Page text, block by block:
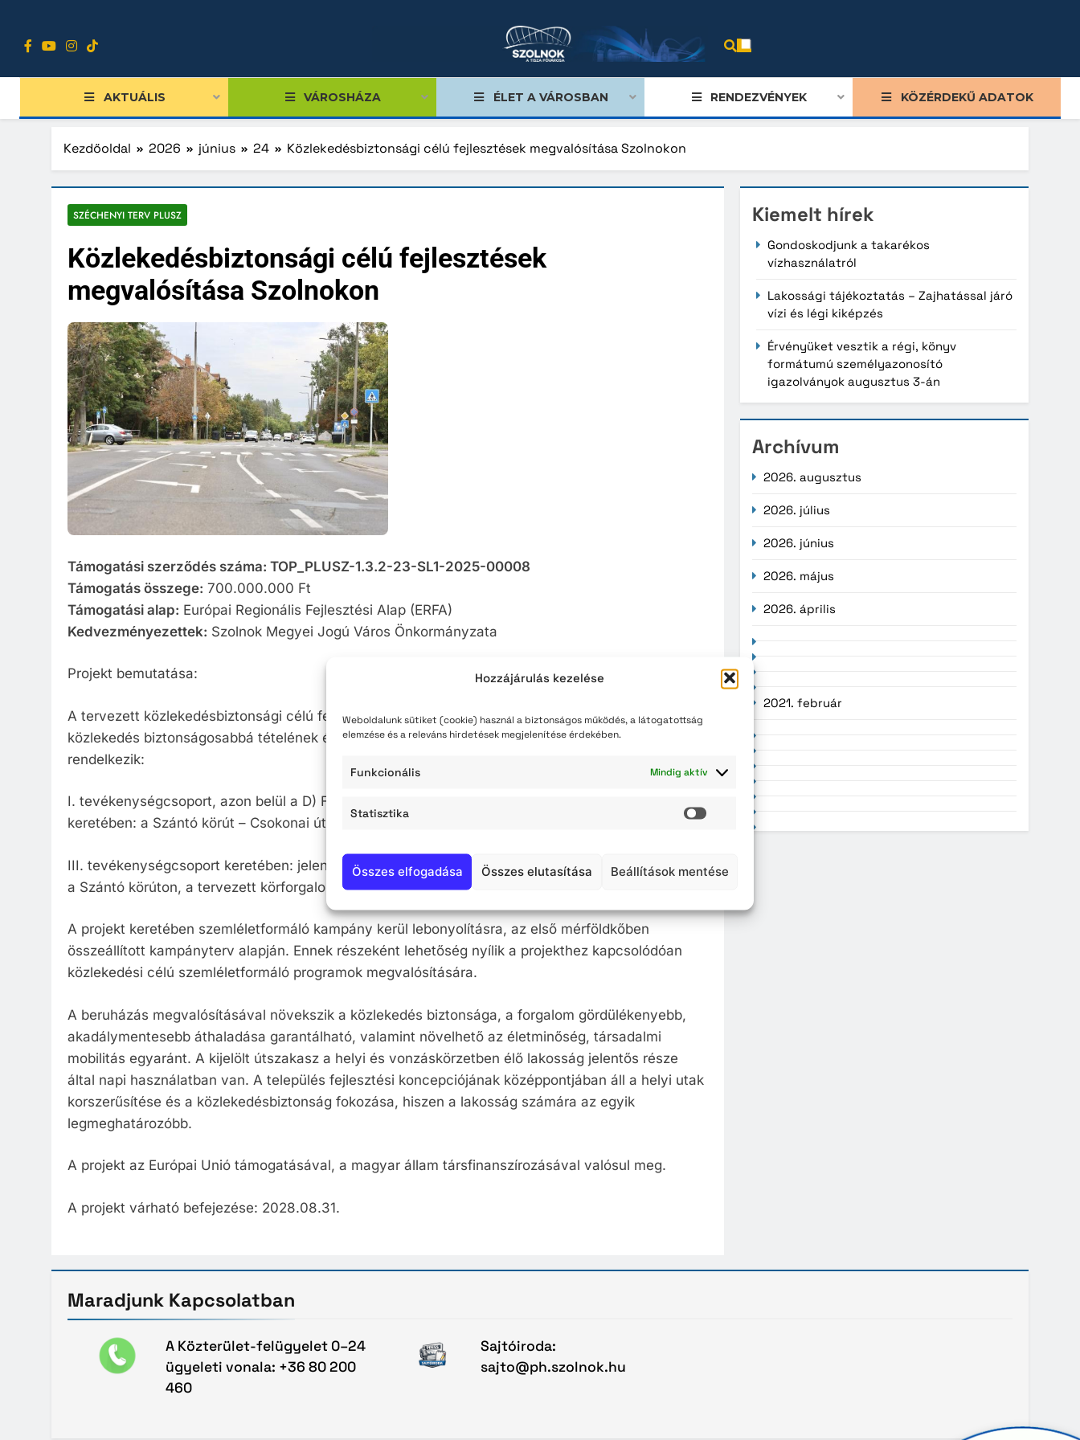
Hozzájárulás kezelése
Weboldalunk sütiket (cookie) használ a biztonságos működés, a látogatottság
elemzése és a releváns hirdetések megjelenítése érdekében.
Funkcionális Mindig aktív
Statisztika
Statisztika
Összes elfogadása Összes elutasítása Beállítások mentése
tartalomra
AKTUÁLIS VÁROSHÁZA
Bizottságok
Nemzetiségi önkormányzatok
Diákpolgármester
Programok, stratégiák, koncepciók
Közzétételi lista
Közbeszerzés
ÉLET A VÁROSBAN RENDEZVÉNYEK KÖZÉRDEKŰ ADATOK
Kezdőoldal 2026 június 24 Közlekedésbiztonsági célú fejlesztések megvalósítása Szolnokon
SZÉCHENYI TERV PLUSZ
Közlekedésbiztonsági célú fejlesztések
megvalósítása Szolnokon
Támogatási szerződés száma: TOP_PLUSZ-1.3.2-23-SL1-2025-00008
Támogatás összege: 700.000.000 Ft
Támogatási alap: Európai Regionális Fejlesztési Alap (ERFA)
Kedvezményezettek: Szolnok Megyei Jogú Város Önkormányzata
Projekt bemutatása:
A tervezett közlekedésbiztonsági célú fejlesztések a település élhetőbbé válásának, a helyi
közlekedés biztonságosabbá tételének érdekében kerülnek megvalósításra. A projekt kettős céllal
rendelkezik:
I. tevékenységcsoport, azon belül a D) Fenntartható közlekedésfejlesztés főtevékenység
keretében: a Szántó körút – Csokonai út kereszteződésében körforgalom létesítése;
III. tevékenységcsoport keretében: jelenleg műszakilag leromlott állapotú útszakasz korszerűsítése
a Szántó körúton, a tervezett körforgalomhoz kapcsolódva, mintegy 160 méter hosszon.
A projekt keretében szemléletformáló kampány kerül lebonyolításra, az első mérföldkőben
összeállított kampányterv alapján. Ennek részeként lehetőség nyílik a projekthez kapcsolódóan
közlekedési célú szemléletformáló programok megvalósítására.
A beruházás megvalósításával növekszik a közlekedés biztonsága, a forgalom gördülékenyebb,
akadálymentesebb áthaladása garantálható, valamint növelhető az életminőség, társadalmi
mobilitás egyaránt. A kijelölt útszakasz a helyi és vonzáskörzetben élő lakosság jelentős része
által napi használatban van. A település fejlesztési koncepciójának középpontjában áll a helyi utak
korszerűsítése és a közlekedésbiztonság fokozása, hiszen a lakosság számára az egyik
legmeghatározóbb.
A projekt az Európai Unió támogatásával, a magyar állam társfinanszírozásával valósul meg.
A projekt várható befejezése: 2028.08.31.
Kiemelt hírek
Gondoskodjunk a takarékos
vízhasználatról
Lakossági tájékoztatás – Zajhatással járó
vízi és légi kiképzés
Érvényüket vesztik a régi, könyv
formátumú személyazonosító
igazolványok augusztus 3-án
Archívum
2026. augusztus
2026. július
2026. június
2026. május
2026. április
2021. február
Maradjunk Kapcsolatban
A Közterület-felügyelet 0–24
ügyeleti vonala: +36 80 200
460
Sajtóiroda:
sajto@ph.szolnok.hu